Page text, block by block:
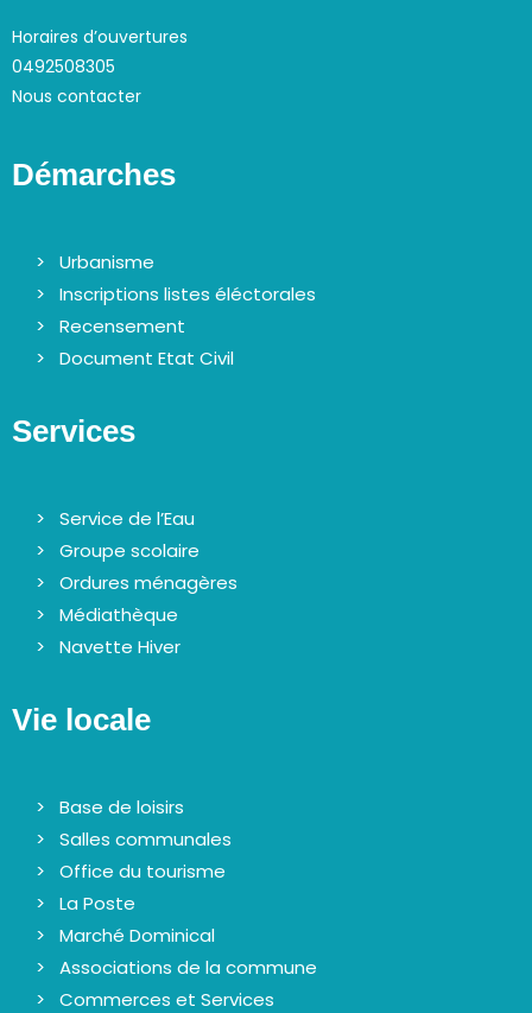
Horaires d’ouvertures
0492508305
Nous contacter
Démarches
Urbanisme
Inscriptions listes éléctorales
Recensement
Document Etat Civil
Services
Service de l’Eau
Groupe scolaire
Ordures ménagères
Médiathèque
Navette Hiver
Vie locale
Base de loisirs
Salles communales
Office du tourisme
La Poste
Marché Dominical
Associations de la commune
Commerces et Services